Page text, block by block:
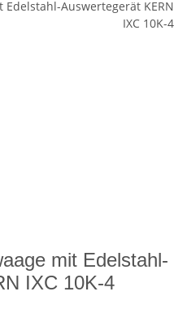
mit Edelstahl-
IXC 10K-4